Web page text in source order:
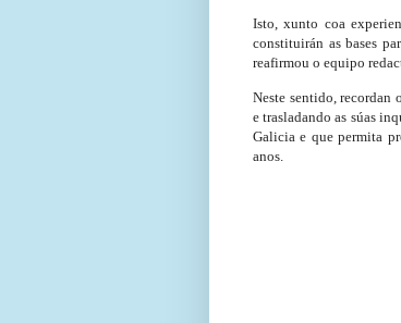
Isto, xunto coa
constituirán as bases
reafirmou o equipo
Neste sentido,recordan
e trasladando as súas
Galicia e que permita
anos.